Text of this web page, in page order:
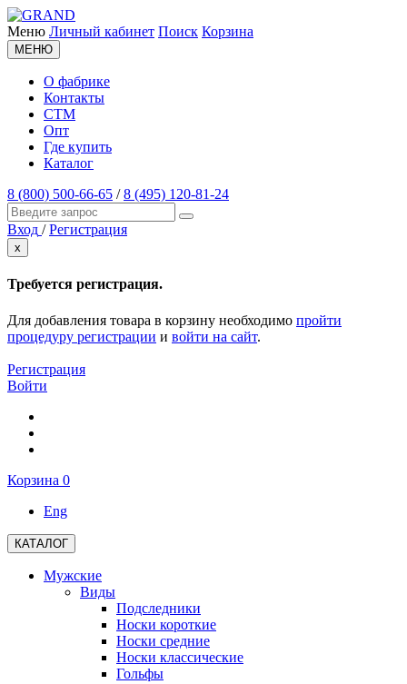
Меню Личный кабинет Поиск Корзина
МЕНЮ
О фабрике
Контакты
СТМ
Опт
Где купить
Каталог
8 (800) 500-66-65 /8 (495) 120-81-24
Вход / Регистрация
x
Требуется регистрация.
Для добавления товара в корзину необходимо пройти
процедуру регистрации и войти на сайт.
Регистрация
Войти
Корзина 0
Eng
КАТАЛОГ
Мужские
Виды
Подследники
Носки короткие
Носки средние
Носки классические
Гольфы